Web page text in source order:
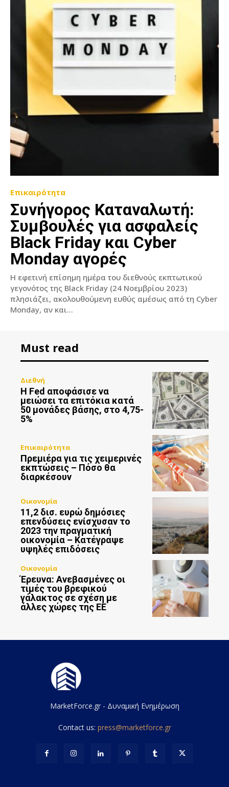
Επικαιρότητα
Συνήγορος Καταναλωτή:
Συμβουλές για ασφαλείς
Black Friday και Cyber
Monday αγορές
Η εφετινή επίσημη ημέρα του διεθνούς εκπτωτικού
γεγονότος της Black Friday (24 Νοεμβρίου 2023)
πλησιάζει, ακολουθούμενη ευθύς αμέσως από τη Cyber
Monday, αν και...
Must read
Διεθνή
Η Fed αποφάσισε να
μειώσει τα επιτόκια κατά
50 μονάδες βάσης, στο 4,75-
5%
Επικαιρότητα
Πρεμιέρα για τις χειμερινές
εκπτώσεις – Πόσο θα
διαρκέσουν
Οικονομία
11,2 δισ. ευρώ δημόσιες
επενδύσεις ενίσχυσαν το
2023 την πραγματική
οικονομία – Κατέγραψε
υψηλές επιδόσεις
Οικονομία
Έρευνα: Ανεβασμένες οι
τιμές του βρεφικού
γάλακτος σε σχέση με
άλλες χώρες της ΕΕ
MarketForce.gr - Δυναμική Ενημέρωση
Contact us: press@marketforce.gr